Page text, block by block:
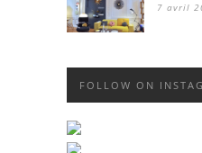
7 avril
FOLLOW ON